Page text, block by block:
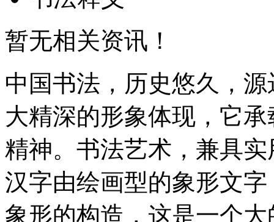
暂无相关资讯！
中国书法，历史悠久，
大精深的形象体现，它
精神。书法艺术，兼具
汉字由绘画型的象形文
象形的构造，这是一个